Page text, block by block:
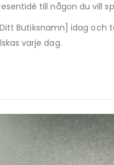
till någon du vill
Butiksnamn] idag
varje dag.